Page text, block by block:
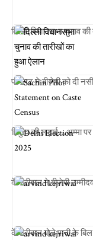
दिल्ली विधानसभा चुनाव
पायलट ने बीजेपी को दी
हिंदुत्व की लड़ाई…अम्मा
केजरीवाल ने बीजेपी
केजरीवाल बोले पानी के